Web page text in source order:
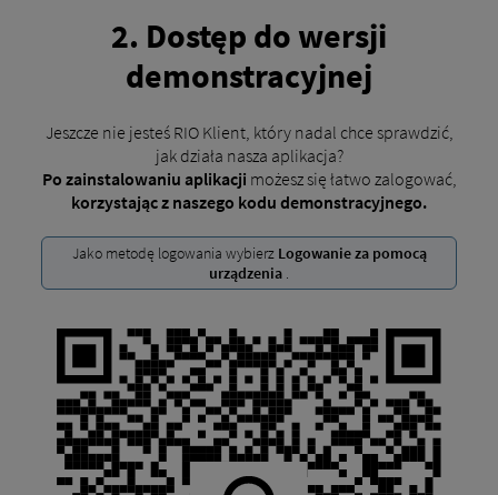
2. Dostęp do wersji
demonstracyjnej
Jeszcze nie jesteś RIO Klient, który nadal chce sprawdzić,
jak działa nasza aplikacja?
Po zainstalowaniu aplikacji możesz się łatwo zalogować,
korzystając z naszego kodu demonstracyjnego.
Jako metodę logowania wybierz Logowanie za pomocą
urządzenia .